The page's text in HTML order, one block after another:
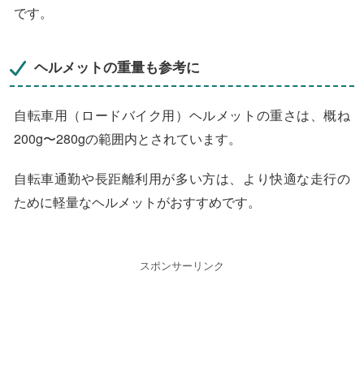
です。
ヘルメットの重量も参考に
自転車用（ロードバイク用）ヘルメットの重さは、概ね
200g〜280gの範囲内とされています。
自転車通勤や長距離利用が多い方は、より快適な走行の
ために軽量なヘルメットがおすすめです。
スポンサーリンク